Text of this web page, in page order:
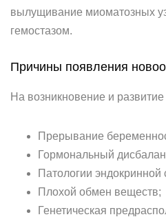
вылущивание миоматозных
гемостазом.
Причины появления
На возникновение и
Прерывание
Гормональный
Патологии эндокринной
Плохой обмен веществ;
Генетическая